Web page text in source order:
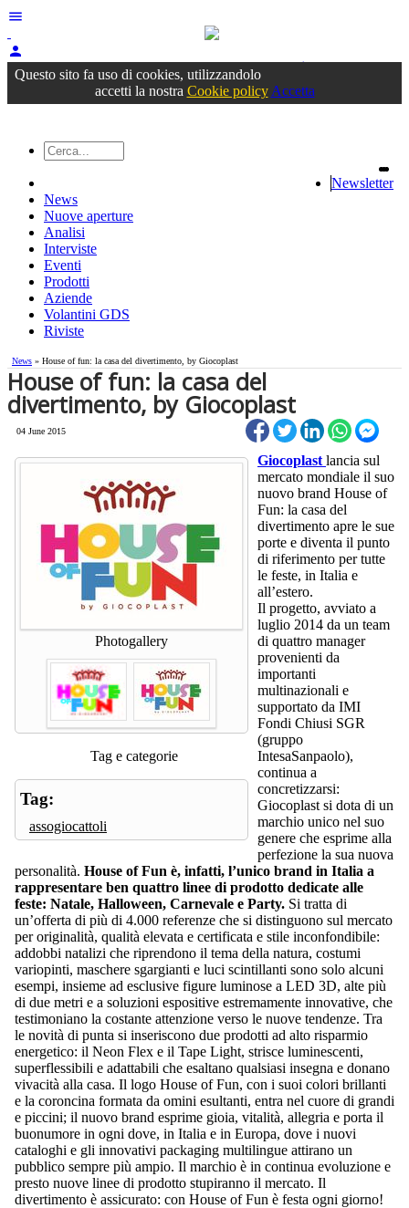
menu
person
Accedioppure registrati
Questo sito fa uso di cookies, utilizzandolo
accetti la nostra Cookie policy Accetta
Newsletter
News
Nuove aperture
Analisi
Interviste
Eventi
Prodotti
Aziende
Volantini GDS
Riviste
News » House of fun: la casa del divertimento, by Giocoplast
House of fun: la casa del
divertimento, by Giocoplast
04 June 2015
Photogallery
Tag e categorie
Tag:
assogiocattoli
Giocoplast lancia sul
mercato mondiale il suo
nuovo brand House of
Fun: la casa del
divertimento apre le sue
porte e diventa il punto
di riferimento per tutte
le feste, in Italia e
all’estero.
Il progetto, avviato a
luglio 2014 da un team
di quattro manager
provenienti da
importanti
multinazionali e
supportato da IMI
Fondi Chiusi SGR
(gruppo
IntesaSanpaolo),
continua a
concretizzarsi:
Giocoplast si dota di un
marchio unico nel suo
genere che esprime alla
perfezione la sua nuova
personalità. House of Fun è, infatti, l’unico brand in Italia a
rappresentare ben quattro linee di prodotto dedicate alle
feste: Natale, Halloween, Carnevale e Party. Si tratta di
un’offerta di più di 4.000 referenze che si distinguono sul mercato
per originalità, qualità elevata e certificata e stile inconfondibile:
addobbi natalizi che riprendono il tema della natura, costumi
variopinti, maschere sgargianti e luci scintillanti sono solo alcuni
esempi, insieme ad esclusive figure luminose a LED 3D, alte più
di due metri e a soluzioni espositive estremamente innovative, che
testimoniano la costante attenzione verso le nuove tendenze. Tra
le novità di punta si inseriscono due prodotti ad alto risparmio
energetico: il Neon Flex e il Tape Light, strisce luminescenti,
superflessibili e adattabili che esaltano qualsiasi insegna e donano
vivacità alla casa. Il logo House of Fun, con i suoi colori brillanti
e la coroncina formata da omini esultanti, entra nel cuore di grandi
e piccini; il nuovo brand esprime gioia, vitalità, allegria e porta il
buonumore in ogni dove, in Italia e in Europa, dove i nuovi
cataloghi e gli innovativi packaging multilingue attirano un
pubblico sempre più ampio. Il marchio è in continua evoluzione e
presto nuove linee di prodotto stupiranno il mercato. Il
divertimento è assicurato: con House of Fun è festa ogni giorno!